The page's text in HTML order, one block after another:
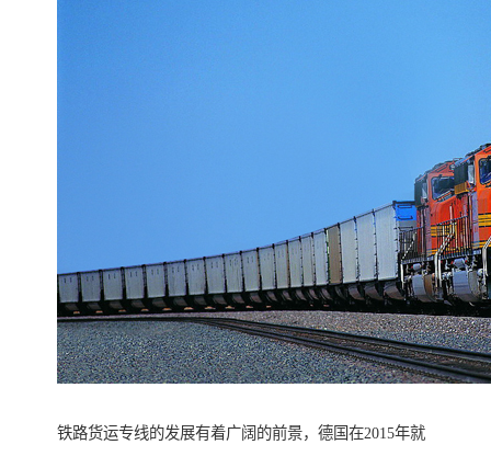
铁路货运专线的发展有着广阔的前景，德国在2015年就